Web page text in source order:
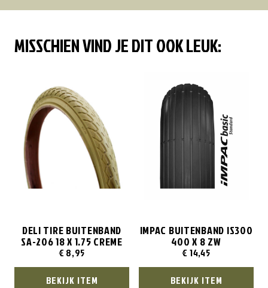
MISSCHIEN VIND JE DIT OOK LEUK:
DELI TIRE BUITENBAND
SA-206 18 X 1.75 CREME
€ 8,95
BEKIJK ITEM
IMPAC BUITENBAND IS300
400 X 8 ZW
€ 14,45
BEKIJK ITEM